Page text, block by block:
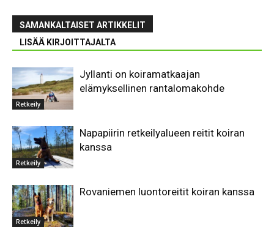
SAMANKALTAISET ARTIKKELIT
LISÄÄ KIRJOITTAJALTA
Retkeily
Jyllanti on koiramatkaajan
elämyksellinen rantalomakohde
Retkeily
Napapiirin retkeilyalueen reitit koiran
kanssa
Retkeily
Rovaniemen luontoreitit koiran kanssa